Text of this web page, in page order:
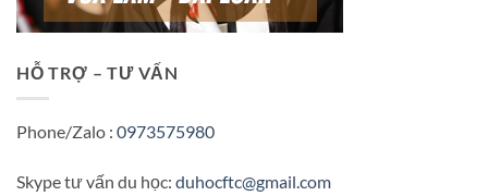
HỖ TRỢ – TƯ VẤN
Phone/Zalo : 0973575980
Skype tư vấn du học: duhocftc@gmail.com